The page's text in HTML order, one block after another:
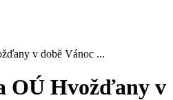
v době Vánoc ...
OÚ Hvožďany v